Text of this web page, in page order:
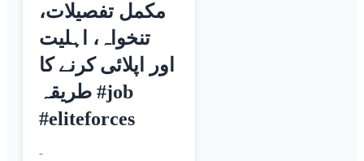
مکمل تفصیلات،
تنخواہ، اہلیت
اور اپلائی کرنے کا
طریقہ #job
#eliteforces
-